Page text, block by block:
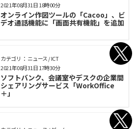
オンライン作図ツールの「Cacoo」、ビ
デオ通話機能に「画面共有機能」を追加
2021年08月31日 18時00分
カテゴリ： ニュース / ICT
ソフトバンク、会議室やデスクの企業間
シェアリングサービス「WorkOffice
＋」
2021年08月31日 17時30分